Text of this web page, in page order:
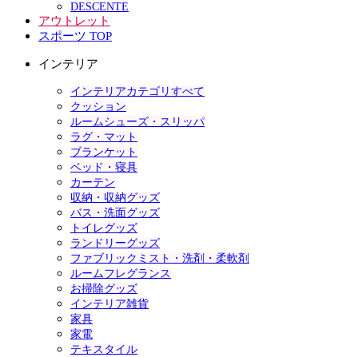
DESCENTE
アウトレット
スポーツ TOP
インテリア
インテリアカテゴリすべて
クッション
ルームシューズ・スリッパ
ラグ・マット
ブランケット
ベッド・寝具
カーテン
収納・収納グッズ
バス・洗面グッズ
トイレグッズ
ランドリーグッズ
ファブリックミスト・洗剤・柔軟剤
ルームフレグランス
お掃除グッズ
インテリア雑貨
家具
家電
テキスタイル